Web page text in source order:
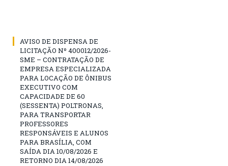
AVISO DE DISPENSA DE
LICITAÇÃO Nº 400012/2026-
SME – CONTRATAÇÃO DE
EMPRESA ESPECIALIZADA
PARA LOCAÇÃO DE ÔNIBUS
EXECUTIVO COM
CAPACIDADE DE 60
(SESSENTA) POLTRONAS,
PARA TRANSPORTAR
PROFESSORES
RESPONSÁVEIS E ALUNOS
PARA BRASÍLIA, COM
SAÍDA DIA 10/08/2026 E
RETORNO DIA 14/08/2026